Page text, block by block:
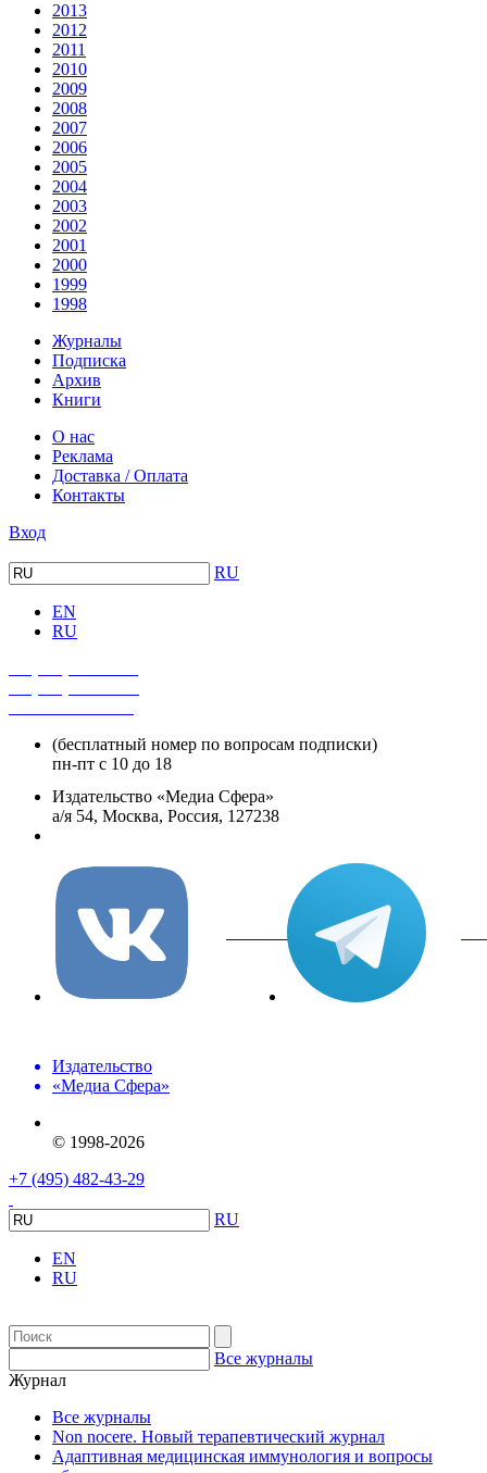
2013
2012
2011
2010
2009
2008
2007
2006
2005
2004
2003
2002
2001
2000
1999
1998
Журналы
Подписка
Архив
Книги
О нас
Реклама
Доставка / Оплата
Контакты
Вход
RU
EN
RU
(бесплатный номер по вопросам подписки)
пн-пт с 10 до 18
Издательство «Медиа Сфера»
а/я 54, Москва, Россия, 127238
вКонтакте
Издательство
«Медиа Сфера»
© 1998-2026
+7 (495) 482-43-29
RU
EN
RU
Все журналы
Журнал
Все журналы
Non nocere. Новый терапевтический журнал
Адаптивная медицинская иммунология и вопросы